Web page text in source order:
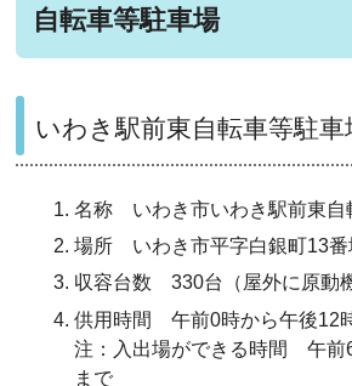
自転車等駐車場
いわき駅前東自転車等駐
名称 いわき市いわき駅前東自
場所 いわき市平字白銀町13番
収容台数 330台（屋外に原動
供用時間 午前0時から午後12
注：入出場ができる時間 午前
まで